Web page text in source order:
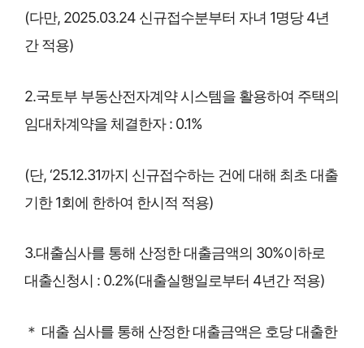
(다만, 2025.03.24 신규접수분부터 자녀 1명당 4년
간 적용)
2.국토부 부동산전자계약 시스템을 활용하여 주택의
임대차계약을 체결한자 : 0.1%
(단, ‘25.12.31까지 신규접수하는 건에 대해 최초 대출
기한 1회에 한하여 한시적 적용)
3.대출심사를 통해 산정한 대출금액의 30%이하로
대출신청시 : 0.2%(대출실행일로부터 4년간 적용)
＊ 대출 심사를 통해 산정한 대출금액은 호당 대출한